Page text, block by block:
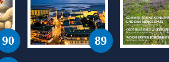
90 89